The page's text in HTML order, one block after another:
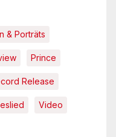
& Porträts
Prince
Release
Video